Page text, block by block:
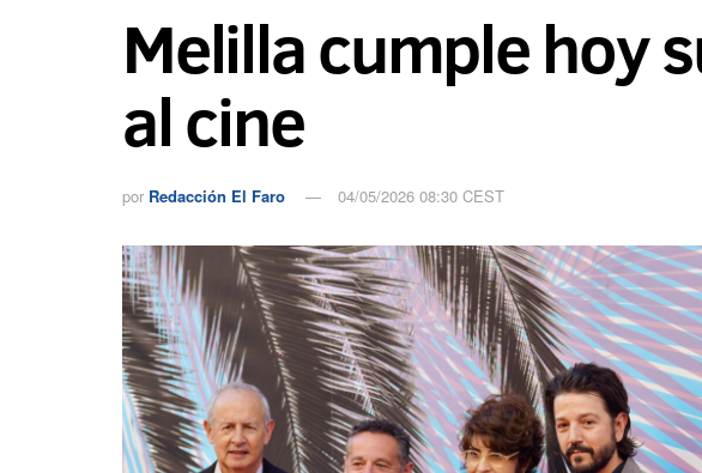
Melilla cumple hoy
al cine
por Redacción El Faro 04/05/2026 08:30 CEST